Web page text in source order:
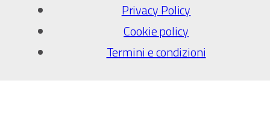
Privacy Policy
Cookie policy
Termini e condizioni